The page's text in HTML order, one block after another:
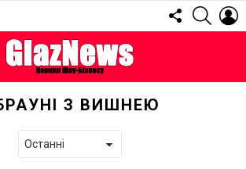
FOLLOW
US
З ВИШНЕЮ